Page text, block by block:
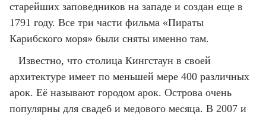
старейших заповедников на западе и создан еще в
1791 году. Все три части фильма «Пираты
Карибского моря» были сняты именно там.
Известно, что столица Кингстаун в своей
архитектуре имеет по меньшей мере 400 различных
арок. Её называют городом арок. Острова очень
популярны для свадеб и медового месяца. В 2007 и